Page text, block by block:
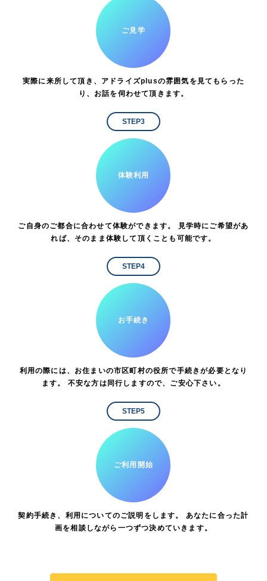
ご見学
実際に来所して頂き、アドライズplusの雰囲気を見てもらった
り、お話を伺わせて頂きます。
STEP3
体験利用
ご自身のご都合に合わせて体験ができます。 見学時にご希望があ
れば、そのまま体験して頂くことも可能です。
STEP4
お手続き
利用の際には、お住まいの市区町村の役所で手続きが必要となり
ます。 不安な方は同行しますので、ご安心下さい。
STEP5
ご利用開始
契約手続き、利用についてのご説明をします。 あなたに合った計
画を相談しながら一つずつ決めていきます。